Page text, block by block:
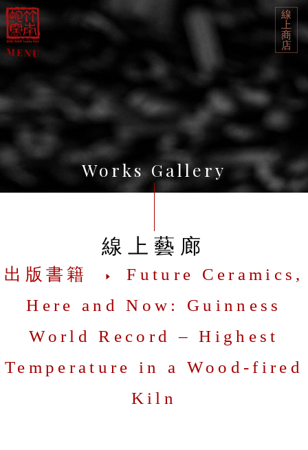
線
上
商
店
Works Gallery
線上藝廊
出版書籍
Future Ceramics,
Here and Now: Guinness
World Record – Highest
Temperature in a Wood-fired
Kiln